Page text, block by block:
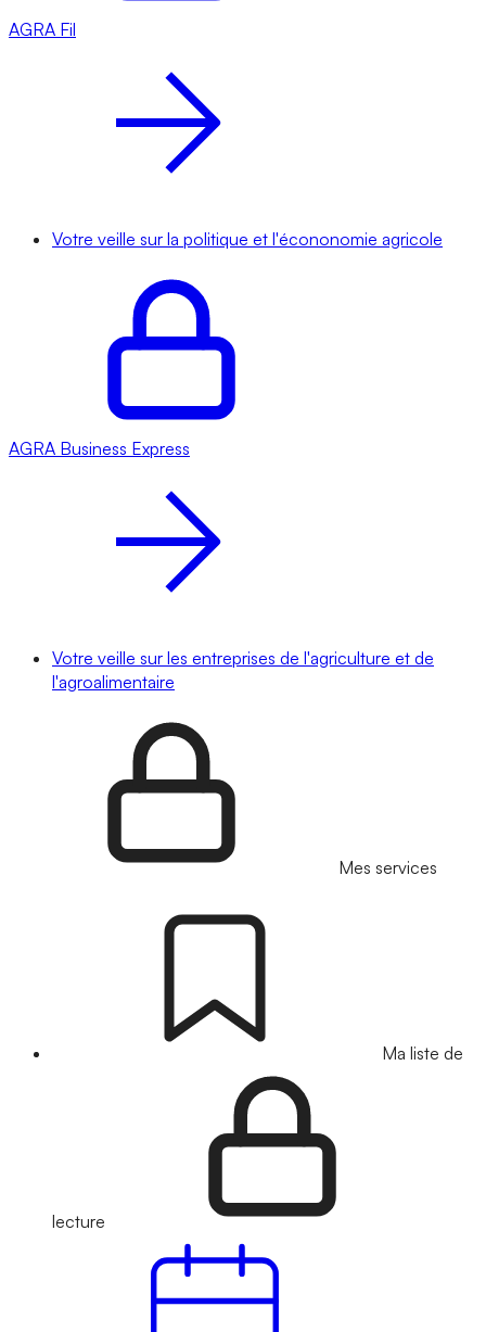
AGRA Fil
Votre veille sur la politique et l'écononomie agricole
AGRA Business Express
Votre veille sur les entreprises de l'agriculture et de
l'agroalimentaire
Mes services
Ma liste de
lecture